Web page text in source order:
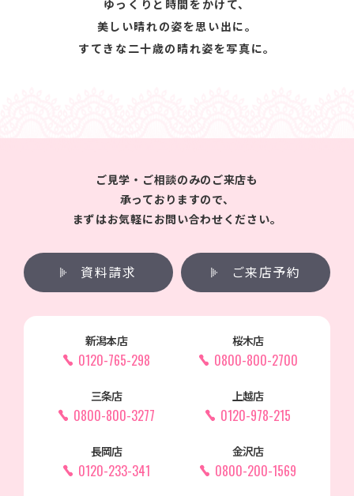
ゆっくりと時間をかけて、
美しい晴れの姿を思い出に。
すてきな二十歳の晴れ姿を写真に。
ご見学・ご相談のみのご来店も
承っておりますので、
まずはお気軽にお問い合わせください。
資料請求 ご来店予約
新潟本店
0120-765-298
桜木店
0800-800-2700
三条店
0800-800-3277
上越店
0120-978-215
長岡店
0120-233-341
金沢店
0800-200-1569